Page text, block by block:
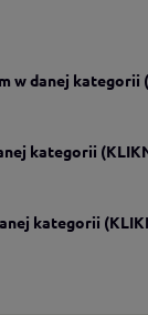
w danej kategorii
kategorii
kategorii